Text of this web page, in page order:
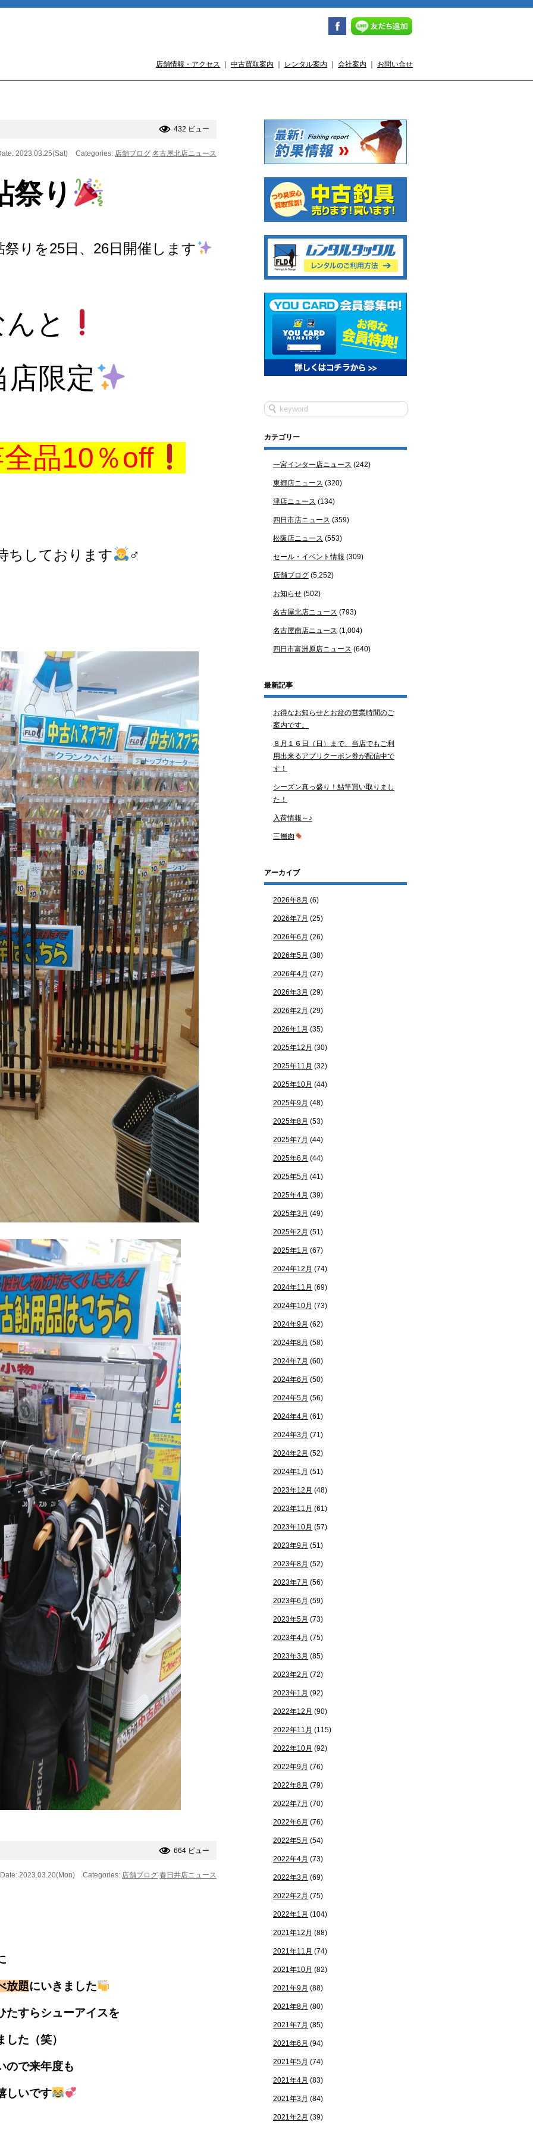
店舗情報・アクセス 中古買取案内 レンタル案内 会社案内 お問い合せ
432 ビュー
2023.03.25(Sat) Categories: 店舗ブログ 名古屋北店ニュース
祭り
りを25日、26日開催します
と
店限定
品10％off
ちしております ‍♂️
664 ビュー
Date: 2023.03.20(Mon) Categories: 店舗ブログ 春日井店ニュース
放題にいきました
たすらシューアイスを
た（笑）
ので来年度も
しいです
カテゴリー
一宮インター店ニュース (242)
東郷店ニュース (320)
津店ニュース (134)
四日市店ニュース (359)
松阪店ニュース (553)
セール・イベント情報 (309)
店舗ブログ (5,252)
お知らせ (502)
名古屋北店ニュース (793)
名古屋南店ニュース (1,004)
四日市富洲原店ニュース (640)
最新記事
お得なお知らせとお盆の営業時間のご
案内です。
８月１６日（日）まで、当店でもご利
用出来るアプリクーポン券が配信中で
す！
シーズン真っ盛り！鮎竿買い取りまし
た！
入荷情報～♪
三層肉
アーカイブ
2026年8月 (6)
2026年7月 (25)
2026年6月 (26)
2026年5月 (38)
2026年4月 (27)
2026年3月 (29)
2026年2月 (29)
2026年1月 (35)
2025年12月 (30)
2025年11月 (32)
2025年10月 (44)
2025年9月 (48)
2025年8月 (53)
2025年7月 (44)
2025年6月 (44)
2025年5月 (41)
2025年4月 (39)
2025年3月 (49)
2025年2月 (51)
2025年1月 (67)
2024年12月 (74)
2024年11月 (69)
2024年10月 (73)
2024年9月 (62)
2024年8月 (58)
2024年7月 (60)
2024年6月 (50)
2024年5月 (56)
2024年4月 (61)
2024年3月 (71)
2024年2月 (52)
2024年1月 (51)
2023年12月 (48)
2023年11月 (61)
2023年10月 (57)
2023年9月 (51)
2023年8月 (52)
2023年7月 (56)
2023年6月 (59)
2023年5月 (73)
2023年4月 (75)
2023年3月 (85)
2023年2月 (72)
2023年1月 (92)
2022年12月 (90)
2022年11月 (115)
2022年10月 (92)
2022年9月 (76)
2022年8月 (79)
2022年7月 (70)
2022年6月 (76)
2022年5月 (54)
2022年4月 (73)
2022年3月 (69)
2022年2月 (75)
2022年1月 (104)
2021年12月 (88)
2021年11月 (74)
2021年10月 (82)
2021年9月 (88)
2021年8月 (80)
2021年7月 (85)
2021年6月 (94)
2021年5月 (74)
2021年4月 (83)
2021年3月 (84)
2021年2月 (39)